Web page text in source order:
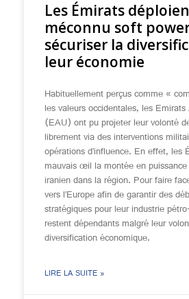
Les Émirats
méconnu soft
sécuriser la
leur économie
Habituellement perçus comme «
les valeurs occidentales, les
(EAU) ont pu projeter leur volonté
librement via des interventions
opérations d’influence. En effet, les
mauvais œil la montée en
iranien dans la région. Pour faire
vers l’Europe afin de garantir des
stratégiques pour leur industrie
restent dépendants malgré leur
diversification économique.
LIRE LA SUITE »